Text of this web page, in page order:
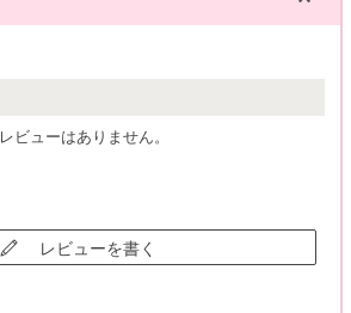
レビューはありません。
レビューを書く